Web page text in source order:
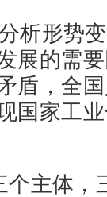
析形势
展的需
盾，全
国家工
个主体，